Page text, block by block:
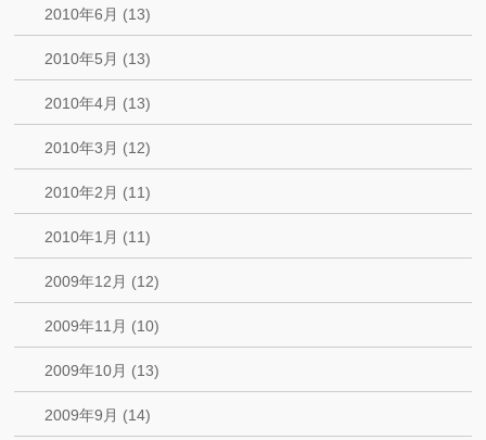
2010年6月 (13)
2010年5月 (13)
2010年4月 (13)
2010年3月 (12)
2010年2月 (11)
2010年1月 (11)
2009年12月 (12)
2009年11月 (10)
2009年10月 (13)
2009年9月 (14)